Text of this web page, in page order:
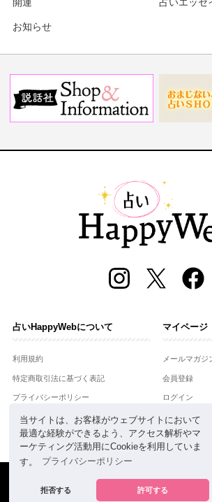
当サイトは、お客様がウェブサイトにおいて
最適な経験ができるよう、アクセス解析やマ
ーケティング活動用にCookieを利用していま
す。
プライバシーポリシー
拒否する 許可する
お知らせ
占いHappyWebについて
利用規約
特定商取引法に基づく表記
プライバシーポリシー
運営会社
お問合せ
マイページ
メールマガジ
会員登録
ログイン
powered by